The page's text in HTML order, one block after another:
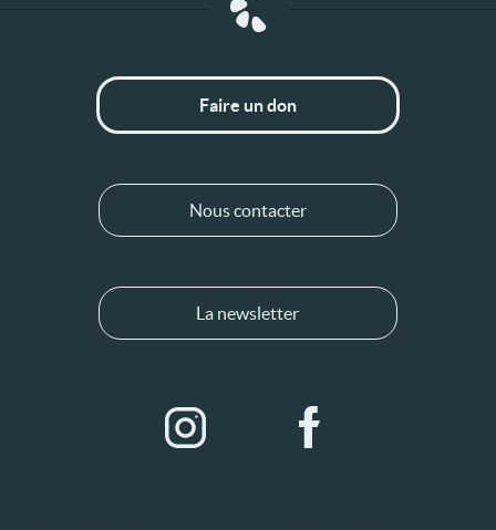
Faire un don
Nous contacter
La newsletter